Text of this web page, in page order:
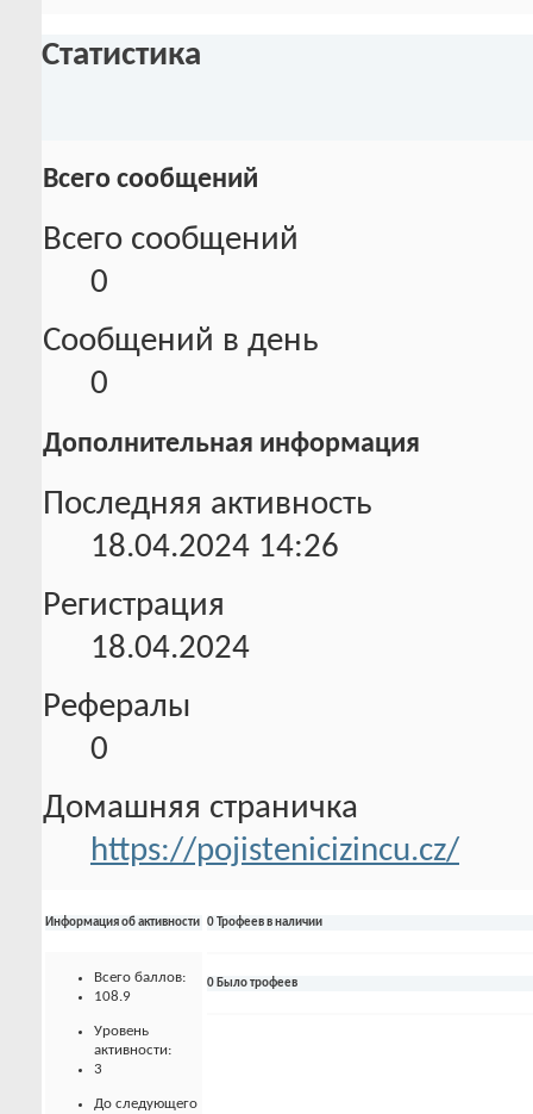
Статистика
Всего сообщений
Всего сообщений
0
Сообщений в день
0
Дополнительная информация
Последняя активность
18.04.2024 14:26
Регистрация
18.04.2024
Рефералы
0
Домашняя страничка
https://pojistenicizincu.cz/
Информация об активности
Всего баллов:
108.9
Уровень
активности:
3
До следующего
0 Трофеев в наличии
0 Было трофеев